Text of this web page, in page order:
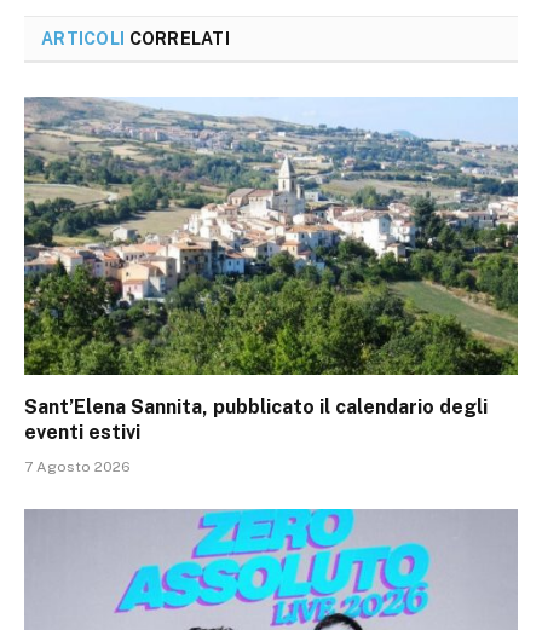
ARTICOLI CORRELATI
Sant’Elena Sannita, pubblicato il calendario degli
eventi estivi
7 Agosto 2026